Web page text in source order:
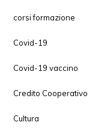
corsi formazione
Covid-19
Covid-19 vaccino
Credito Cooperativo
Cultura